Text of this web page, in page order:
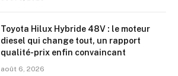
Toyota Hilux Hybride 48V : le moteur
diesel qui change tout, un rapport
qualité-prix enfin convaincant
août 6, 2026